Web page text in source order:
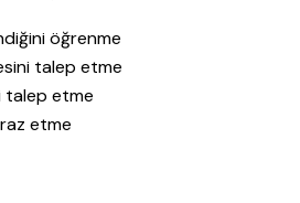
öğrenme
talep etme
talep etme
etme